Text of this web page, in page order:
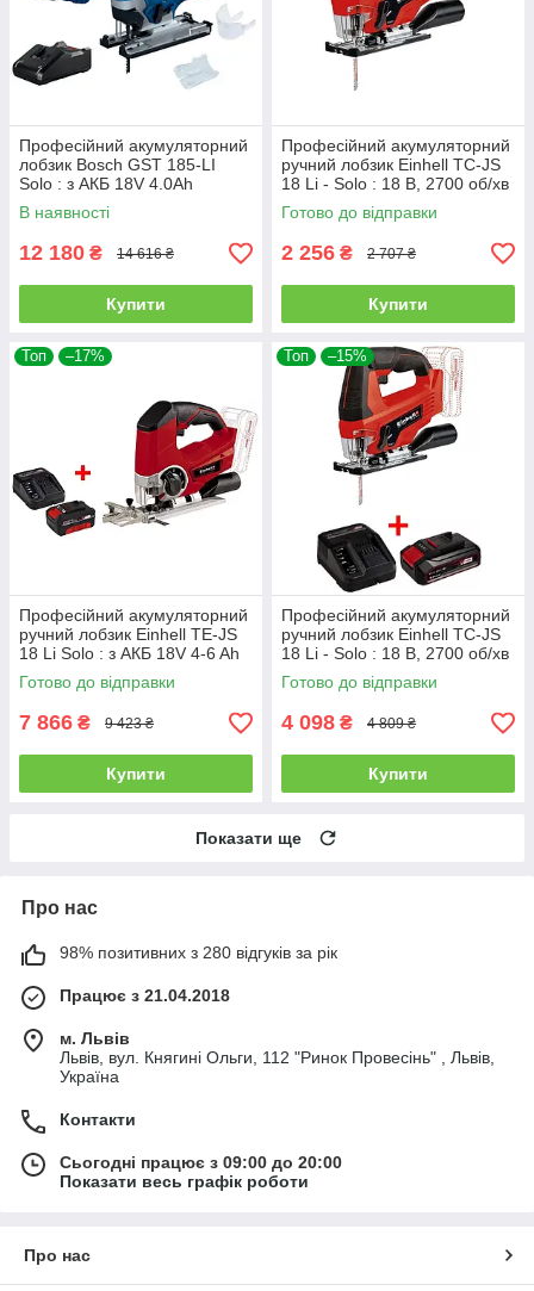
Професійний акумуляторний
лобзик Bosch GST 185-LI
Solo : з АКБ 18V 4.0Ah
,глибина різу 125мм
В наявності
12 180 ₴ 14 616 ₴
Купити
Професійний акумуляторний
ручний лобзик Einhell TC-JS
18 Li - Solo : 18 В, 2700 об/хв
(без АКБ та ЗП) 4321209
Готово до відправки
2 256 ₴ 2 707 ₴
Купити
Топ –17%
Професійний акумуляторний
ручний лобзик Einhell TE-JS
18 Li Solo : з АКБ 18V 4-6 Ah
Multi-Ah (4321200 4511502
4512103)
Готово до відправки
7 866 ₴ 9 423 ₴
Купити
Топ –15%
Професійний акумуляторний
ручний лобзик Einhell TC-JS
18 Li - Solo : 18 В, 2700 об/хв
(акум 2.5 ампера і зарядка)
4321209
Готово до відправки
4 098 ₴ 4 809 ₴
Купити
Показати ще
Про нас
98% позитивних з 280 відгуків за рік
Працює з 21.04.2018
м. Львів
Львів, вул. Княгині Ольги, 112 "Ринок Провесінь" , Львів,
Україна
Контакти
Сьогодні працює з 09:00 до 20:00
Показати весь графік роботи
Про нас